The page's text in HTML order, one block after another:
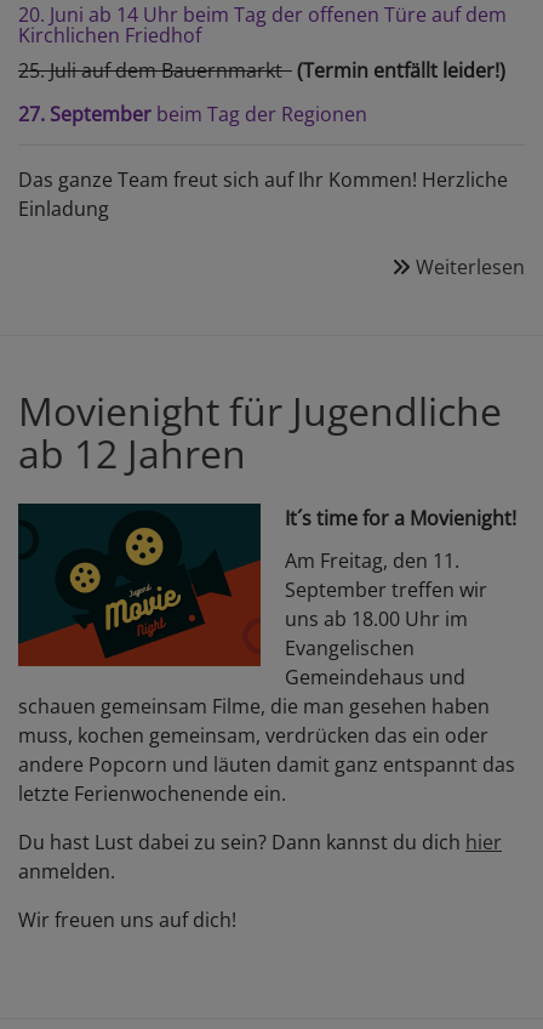
20. Juni ab 14 Uhr beim Tag der offenen Türe auf dem
Kirchlichen Friedhof
25. Juli auf dem Bauernmarkt(Termin entfällt leider!)
27. September beim Tag der Regionen
Das ganze Team freut sich auf Ihr Kommen! Herzliche
Einladung
Weiterlesen
Movienight für Jugendliche
ab 12 Jahren
It´s time for a Movienight!
Am Freitag, den 11.
September treffen wir
uns ab 18.00 Uhr im
Evangelischen
Gemeindehaus und
schauen gemeinsam Filme, die man gesehen haben
muss, kochen gemeinsam, verdrücken das ein oder
andere Popcorn und läuten damit ganz entspannt das
letzte Ferienwochenende ein.
Du hast Lust dabei zu sein? Dann kannst du dich hier
anmelden.
Wir freuen uns auf dich!